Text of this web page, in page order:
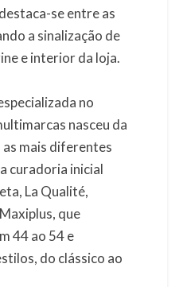
se entre as
a sinalização de
e interior da loja.
no
nasceu da
mais diferentes
curadoria inicial
La Qualité,
que
44 ao 54 e
do clássico ao